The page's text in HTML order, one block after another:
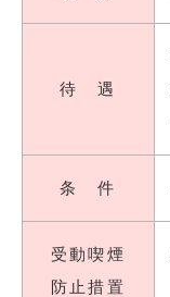
待 遇
条 件
受動喫煙
防止措置